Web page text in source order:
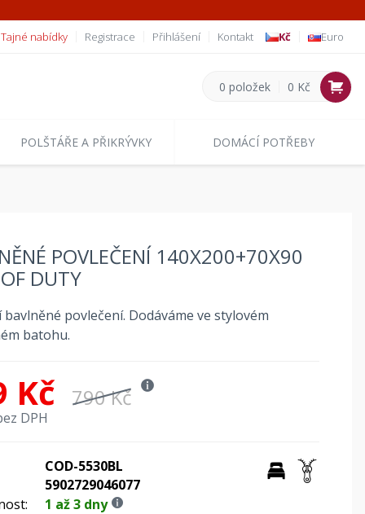
Tajné nabídky Registrace Přihlášení Kontakt Kč Euro
0 položek 0 Kč
POLŠTÁŘE A PŘIKRÝVKY DOMÁCÍ POTŘEBY
POVLEČENÍ 140X200+70X90
DUTY
bavlněné povlečení. Dodáváme ve stylovém
batohu.
Kč 790 Kč
DPH
COD-5530BL
5902729046077
1 až 3 dny